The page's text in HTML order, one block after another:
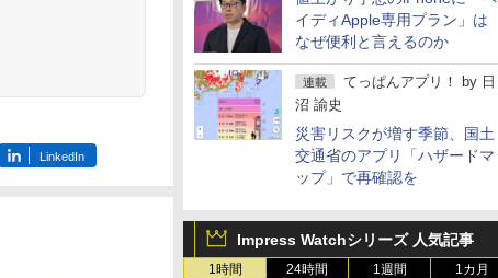
イディApple専用プラン」は
なぜ便利と言えるのか
連載 てっぱんアプリ！ by 日
沼 諭史
災害リスクが増す季節、国土
交通省のアプリ「ハザードマ
ップ」で再確認を
Impress Watchシリーズ 人気記事
1時間 24時間 1週間 1カ月
LinkedIn